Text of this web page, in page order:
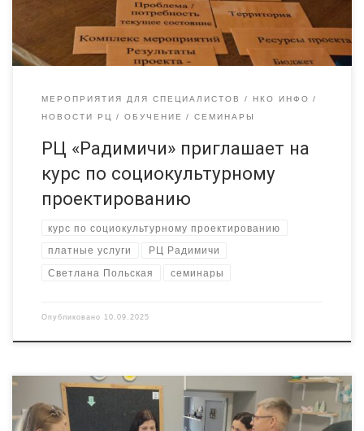
логику проекта и причинно-следственные связи […]
МЕРОПРИЯТИЯ ДЛЯ СПЕЦИАЛИСТОВ
НКО ИНФО
НОВОСТИ РЦ
ОБУЧЕНИЕ СЕМИНАРЫ
РЦ «Радимичи» приглашает на
курс по социокультурному
проектированию
курс по социокультурному проектированию
платные услуги РЦ Радимичи
Светлана Польская семинары
Опубликовано 10.09.2025
Брянск посетили с дружественным визитом представители